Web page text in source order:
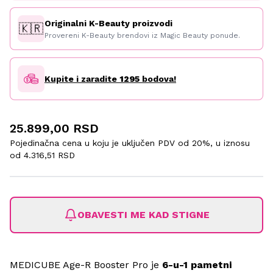
🇰🇷Originalni K-Beauty proizvodi
Provereni K-Beauty brendovi iz Magic Beauty ponude.
Kupite i zaradite 1295 bodova!
25.899,00 RSD
Pojedinačna cena u koju je uključen PDV od 20%, u iznosu
od 4.316,51 RSD
OBAVESTI ME KAD STIGNE
MEDICUBE Age-R Booster Pro je 6-u-1 pametni